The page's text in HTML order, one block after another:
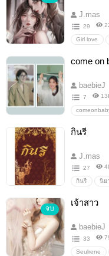
J.mas
29
Girl love
Fellgood
come on
baebieJ
7
Seulrene
กินรี
J.mas
27
กินรี นิย
Seulrene
จบ
เจ้าสาว
baebieJ
33
Seulrene